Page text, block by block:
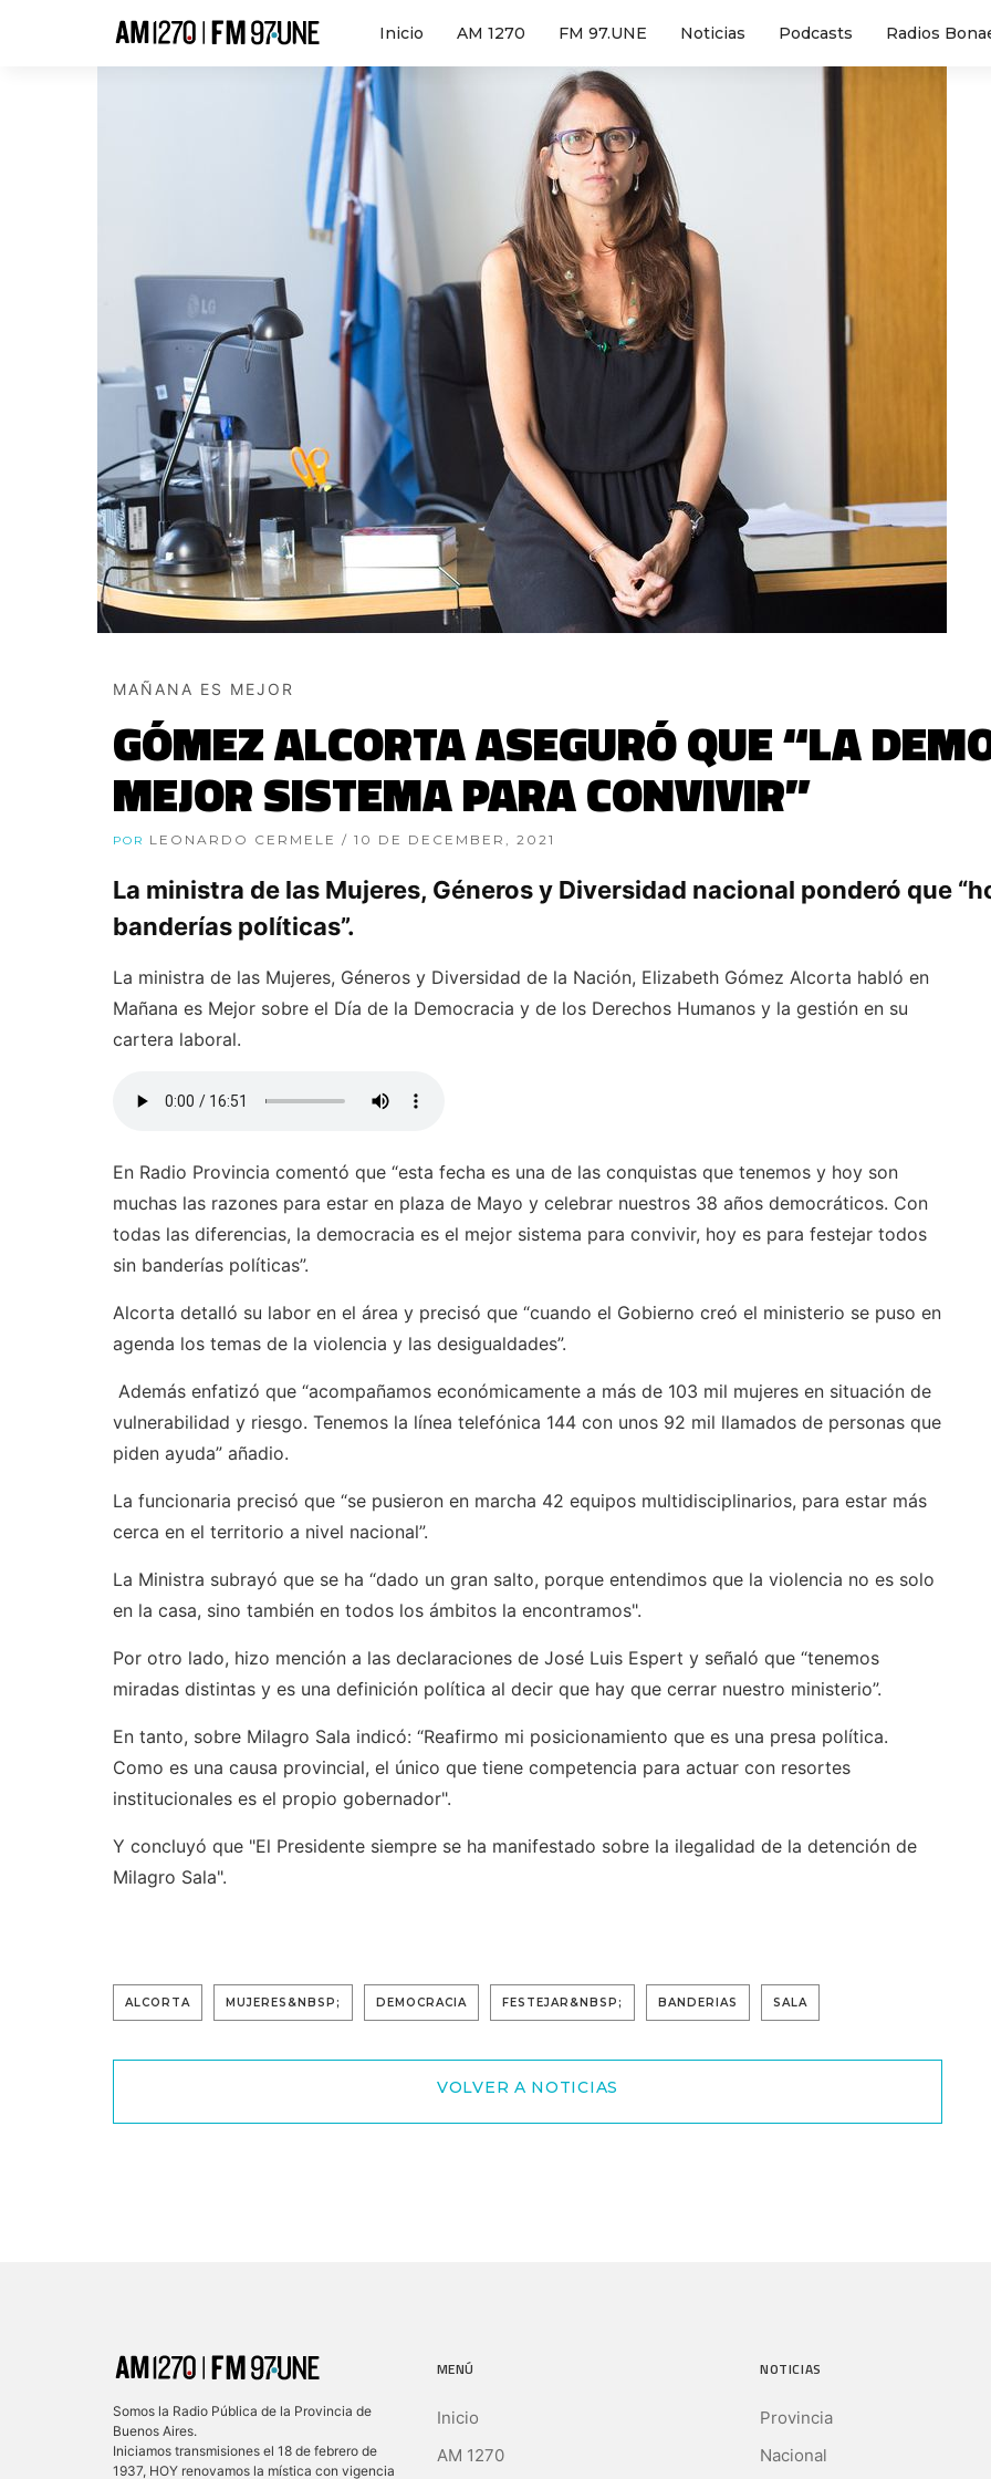
Inicio AM 1270 FM 97.UNE Noticias Podcasts Radios
MAÑANA ES MEJOR
GÓMEZ ALCORTA ASEGURÓ QUE “LA
MEJOR SISTEMA PARA CONVIVIR”
POR LEONARDO CERMELE / 10 DE DECEMBER, 2021
La ministra de las Mujeres, Géneros y Diversidad nacional ponderó que
banderías políticas”.
La ministra de las Mujeres, Géneros y Diversidad de la Nación, Elizabeth Gómez Alcorta habló en
Mañana es Mejor sobre el Día de la Democracia y de los Derechos Humanos y la gestión en su
cartera laboral.
En Radio Provincia comentó que “esta fecha es una de las conquistas que tenemos y hoy son
muchas las razones para estar en plaza de Mayo y celebrar nuestros 38 años democráticos. Con
todas las diferencias, la democracia es el mejor sistema para convivir, hoy es para festejar todos
sin banderías políticas”.
Alcorta detalló su labor en el área y precisó que “cuando el Gobierno creó el ministerio se puso en
agenda los temas de la violencia y las desigualdades”.
Además enfatizó que “acompañamos económicamente a más de 103 mil mujeres en situación de
vulnerabilidad y riesgo. Tenemos la línea telefónica 144 con unos 92 mil llamados de personas que
piden ayuda” añadio.
La funcionaria precisó que “se pusieron en marcha 42 equipos multidisciplinarios, para estar más
cerca en el territorio a nivel nacional”.
La Ministra subrayó que se ha “dado un gran salto, porque entendimos que la violencia no es solo
en la casa, sino también en todos los ámbitos la encontramos".
Por otro lado, hizo mención a las declaraciones de José Luis Espert y señaló que “tenemos
miradas distintas y es una definición política al decir que hay que cerrar nuestro ministerio”.
En tanto, sobre Milagro Sala indicó: “Reafirmo mi posicionamiento que es una presa política.
Como es una causa provincial, el único que tiene competencia para actuar con resortes
institucionales es el propio gobernador".
Y concluyó que "El Presidente siempre se ha manifestado sobre la ilegalidad de la detención de
Milagro Sala".
ALCORTA MUJERES&NBSP; DEMOCRACIA FESTEJAR&NBSP; BANDERIAS SALA
VOLVER A NOTICIAS
Somos la Radio Pública de la Provincia de
Buenos Aires.
Iniciamos transmisiones el 18 de febrero de
1937, HOY renovamos la mística con vigencia
MENÚ
Inicio
AM 1270
NOTICIAS
Provincia
Nacional